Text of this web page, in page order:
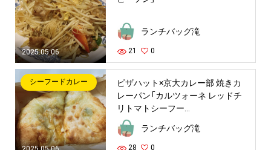
2025.05.06
ランチバッグ滝
21 0
シーフードカレー
ピザハット×京大カレー部 焼きカ
レーパン「カルツォーネ レッドチ
リトマトシーフー...
ランチバッグ滝
28 0